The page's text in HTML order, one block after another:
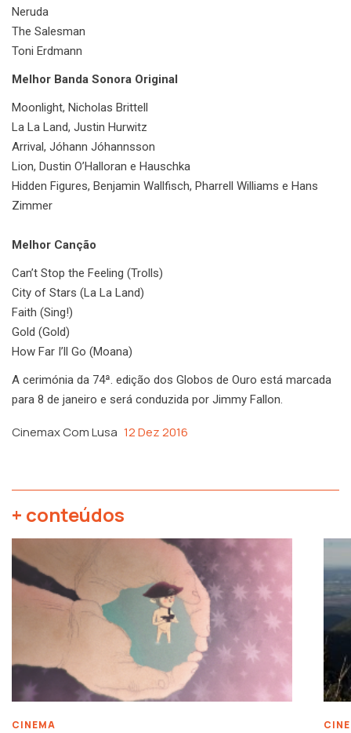
Neruda
The Salesman
Toni Erdmann
Melhor Banda Sonora Original
Moonlight, Nicholas Brittell
La La Land, Justin Hurwitz
Arrival, Jóhann Jóhannsson
Lion, Dustin O’Halloran e Hauschka
Hidden Figures, Benjamin Wallfisch, Pharrell Williams e Hans
Zimmer
Melhor Canção
Can’t Stop the Feeling (Trolls)
City of Stars (La La Land)
Faith (Sing!)
Gold (Gold)
How Far I’ll Go (Moana)
A cerimónia da 74ª. edição dos Globos de Ouro está marcada
para 8 de janeiro e será conduzida por Jimmy Fallon.
Cinemax Com Lusa 12 Dez 2016
+ conteúdos
CINEMA